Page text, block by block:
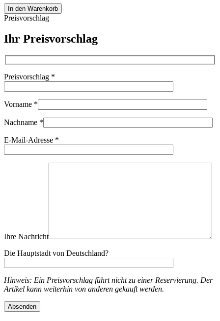
Carl
Zeiss
Teleater
3x
Menge
In den Warenkorb
Preisvorschlag
Ihr Preisvorschlag
Preisvorschlag *
Vorname *
Nachname *
E-Mail-Adresse *
Ihre Nachricht
Die Hauptstadt von Deutschland?
Hinweis: Ein Preisvorschlag führt nicht zu einer Reservierung. Der
Artikel kann weiterhin von anderen gekauft werden.